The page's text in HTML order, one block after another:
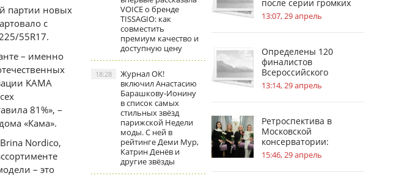
партии новых
с
55R17.
– именно
KAMA
81%», –
«Кама».
Nordico,
– это
VOICE о бренде
TISSAGIO: как
совместить
премиум качество и
доступную цену
Журнал ОК!
включил Анастасию
Барашкову‑Ионину
в список самых
стильных звёзд
парижской Недели
моды. С ней в
рейтинге Деми Мур,
Катрин Денёв и
другие звёзды
18:28
после серии громких
инсайдов
13:07, 29 апрель
Определены 120
финалистов
Всероссийского
инженерного конкурса
13:14, 29 апрель
Ретроспектива в
Московской
консерватории:
география судьбы П. И.
Чайковского
15:46, 29 апрель